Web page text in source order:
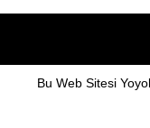
BuWeb Sitesi